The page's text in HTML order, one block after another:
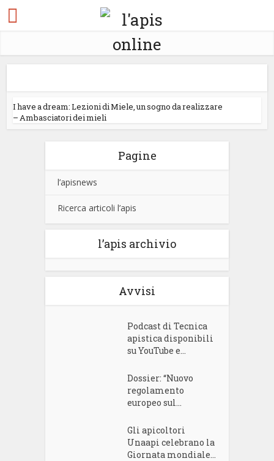
I have a dream: Lezioni di Miele, un sogno da realizzare
– Ambasciatori dei mieli
Pagine
l’apisnews
Ricerca articoli l’apis
l’apis archivio
Avvisi
Podcast di Tecnica
apistica disponibili
su YouTube e...
Dossier: “Nuovo
regolamento
europeo sul...
Gli apicoltori
Unaapi celebrano la
Giornata mondiale...